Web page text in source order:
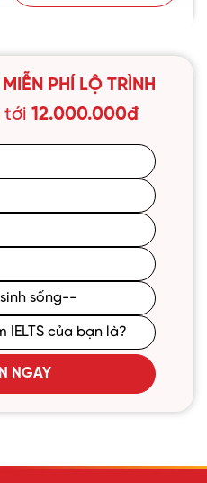
PHÍ LỘ TRÌNH
tới 12.000.000đ
NGAY